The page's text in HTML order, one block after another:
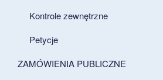
Kontrole zewnętrzne
Petycje
ZAMÓWIENIA PUBLICZNE